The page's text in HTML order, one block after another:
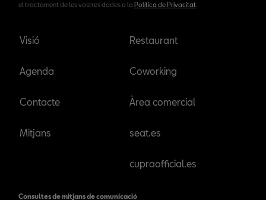
el tractament de les vostres dades a la Política de Privacitat.
Visió
Agenda
Contacte
Mitjans
Restaurant
Coworking
Àrea comercial
seat.es
cupraofficial.es
Consultes de mitjans de comunicació